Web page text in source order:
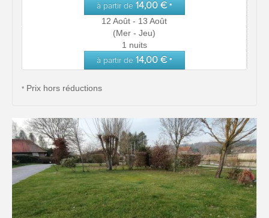
à partir de 14,00 € *
12 Août - 13 Août
(Mer - Jeu)
1 nuits
à partir de 14,00 € *
* Prix hors réductions